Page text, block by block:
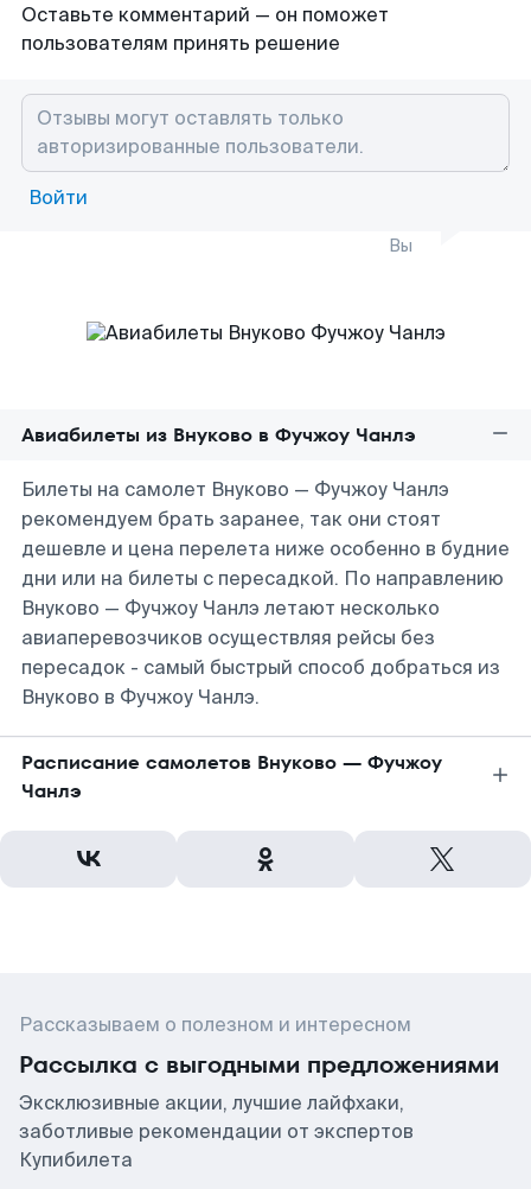
Оставьте комментарий — он поможет
пользователям принять решение
Войти
Вы
Авиабилеты из Внуково в Фучжоу Чанлэ
Билеты на самолет Внуково — Фучжоу Чанлэ
рекомендуем брать заранее, так они стоят
дешевле и цена перелета ниже особенно в будние
дни или на билеты с пересадкой. По направлению
Внуково — Фучжоу Чанлэ летают несколько
авиаперевозчиков осуществляя рейсы без
пересадок - самый быстрый способ добраться из
Внуково в Фучжоу Чанлэ.
Расписание самолетов Внуково — Фучжоу
Чанлэ
Рассказываем о полезном и интересном
Рассылка с выгодными предложениями
Эксклюзивные акции, лучшие лайфхаки,
заботливые рекомендации от экспертов
Купибилета